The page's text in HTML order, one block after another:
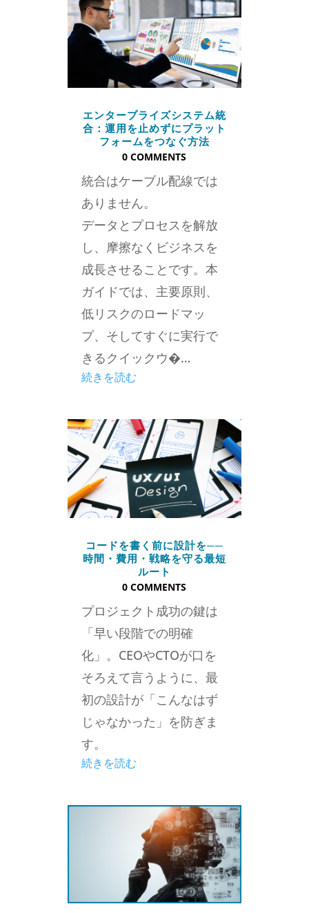
エンタープライズシステム統
合：運用を止めずにプラット
フォームをつなぐ方法
0 COMMENTS
統合はケーブル配線では
ありません。
データとプロセスを解放
し、摩擦なくビジネスを
成長させることです。本
ガイドでは、主要原則、
低リスクのロードマッ
プ、そしてすぐに実行で
きるクイックウ�…
続きを読む
コードを書く前に設計を──
時間・費用・戦略を守る最短
ルート
0 COMMENTS
プロジェクト成功の鍵は
「早い段階での明確
化」。CEOやCTOが口を
そろえて言うように、最
初の設計が「こんなはず
じゃなかった」を防ぎま
す。
続きを読む